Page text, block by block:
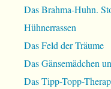
Das Brahma-Huhn.
Hühnerrassen
Das Feld der Träume
Das Gänsemädchen
Das Tipp-Topp-